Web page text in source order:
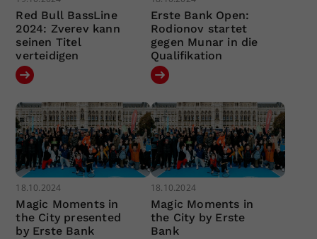
Red Bull BassLine
2024: Zverev kann
seinen Titel
verteidigen
Erste Bank Open:
Rodionov startet
gegen Munar in die
Qualifikation
18.10.2024
Magic Moments in
the City presented
by Erste Bank
18.10.2024
Magic Moments in
the City by Erste
Bank